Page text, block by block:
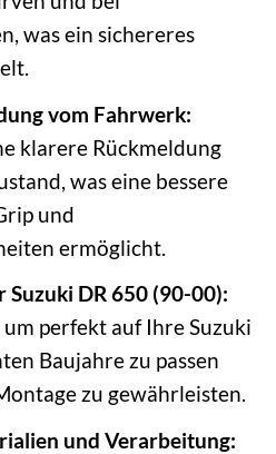
was ein sichereres
vom Fahrwerk:
klarere Rückmeldung
was eine bessere
und
ermöglicht.
Suzuki DR 650 (90-00):
perfekt auf Ihre Suzuki
Baujahre zu passen
zu gewährleisten.
und Verarbeitung: